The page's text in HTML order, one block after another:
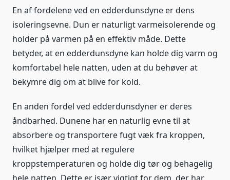
En af fordelene ved en edderdunsdyne er dens
isoleringsevne. Dun er naturligt varmeisolerende og
holder på varmen på en effektiv måde. Dette
betyder, at en edderdunsdyne kan holde dig varm og
komfortabel hele natten, uden at du behøver at
bekymre dig om at blive for kold.
En anden fordel ved edderdunsdyner er deres
åndbarhed. Dunene har en naturlig evne til at
absorbere og transportere fugt væk fra kroppen,
hvilket hjælper med at regulere
kroppstemperaturen og holde dig tør og behagelig